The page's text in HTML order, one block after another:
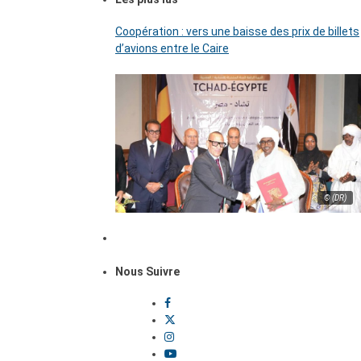
Coopération : vers une baisse des prix de billets
d’avions entre le Caire
© (DR)
Nous Suivre